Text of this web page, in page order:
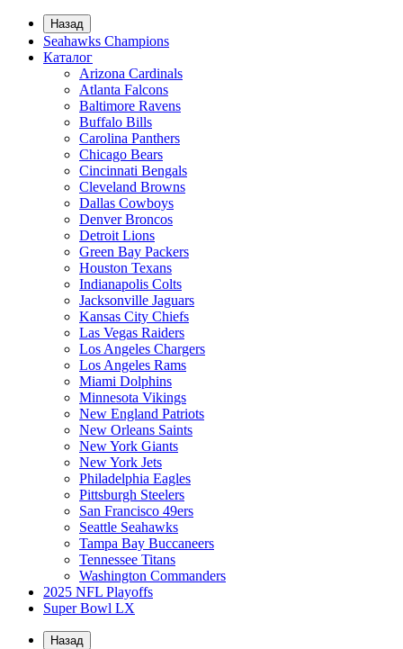
Назад
Seahawks Champions
Каталог
Arizona Cardinals
Atlanta Falcons
Baltimore Ravens
Buffalo Bills
Carolina Panthers
Chicago Bears
Cincinnati Bengals
Cleveland Browns
Dallas Cowboys
Denver Broncos
Detroit Lions
Green Bay Packers
Houston Texans
Indianapolis Colts
Jacksonville Jaguars
Kansas City Chiefs
Las Vegas Raiders
Los Angeles Chargers
Los Angeles Rams
Miami Dolphins
Minnesota Vikings
New England Patriots
New Orleans Saints
New York Giants
New York Jets
Philadelphia Eagles
Pittsburgh Steelers
San Francisco 49ers
Seattle Seahawks
Tampa Bay Buccaneers
Tennessee Titans
Washington Commanders
2025 NFL Playoffs
Super Bowl LX
Назад